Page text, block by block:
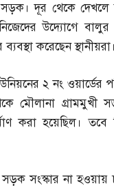
দূর থেকে দেখলে
উদ্যোগে বালুর
করেছেন স্থানীয়রা।
২ নং ওয়ার্ডের
মৌলানা গ্রামমুখী
করা হয়েছিল। তবে
সড়ক সংস্কার না হওয়ায়